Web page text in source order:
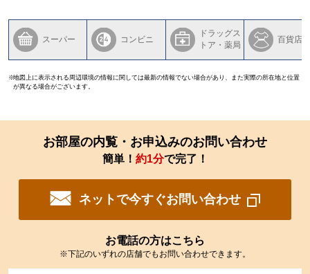
スーパー コンビニ
ドラッグス
トア・薬局
百貨店
地図上に表示される周辺環境の情報に関しては最新の情報でない場合があり、また実際の所在地と位置
が異なる場合がございます。
お部屋の内覧・お申込みのお問い合わせ
簡単！ 約1分で完了！
ネットで今すぐお問い合わせ
お電話の方はこちら
※下記のいずれの店舗でもお問い合わせできます。